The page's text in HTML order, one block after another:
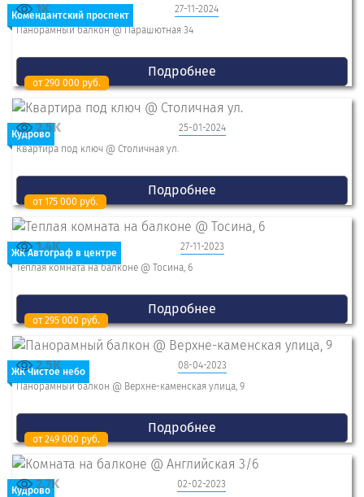
Комендантский проспект
27-11-2024
1K
Панорамный балкон @ Парашютная 34
Подробнее
Кудрово
от 290 000 руб.
25-01-2024
2.5K
Квартира под ключ @ Столичная ул.
Подробнее
ЖК Автограф в центре
от 175 000 руб.
27-11-2023
1.4K
Теплая комната на балконе @ Тосина, 6
Подробнее
ЖК Чистое небо
от 295 000 руб.
08-04-2023
2.5K
Панорамный балкон @ Верхне-каменская улица, 9
Подробнее
Кудрово
от 249 000 руб.
02-02-2023
2.7K